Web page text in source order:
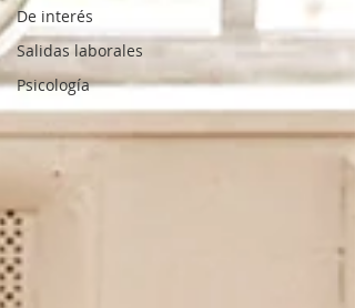
De interés
Salidas laborales
Psicología